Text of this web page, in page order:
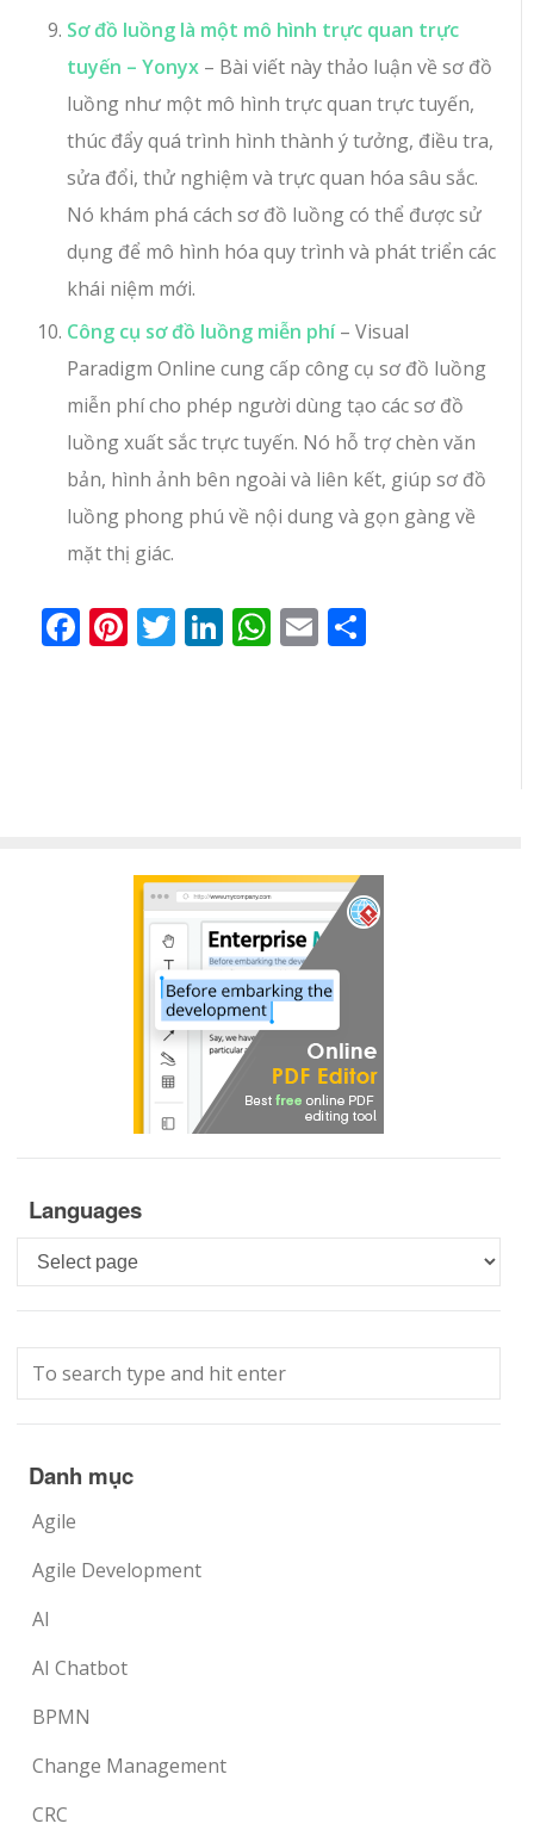
Sơ đồ luồng là một mô hình trực quan trực
tuyến – Yonyx – Bài viết này thảo luận về sơ đồ
luồng như một mô hình trực quan trực tuyến,
thúc đẩy quá trình hình thành ý tưởng, điều tra,
sửa đổi, thử nghiệm và trực quan hóa sâu sắc.
Nó khám phá cách sơ đồ luồng có thể được sử
dụng để mô hình hóa quy trình và phát triển các
khái niệm mới.
Công cụ sơ đồ luồng miễn phí– Visual
Paradigm Online cung cấp công cụ sơ đồ luồng
miễn phí cho phép người dùng tạo các sơ đồ
luồng xuất sắc trực tuyến. Nó hỗ trợ chèn văn
bản, hình ảnh bên ngoài và liên kết, giúp sơ đồ
luồng phong phú về nội dung và gọn gàng về
mặt thị giác.
Facebook
Pinterest
Twitter
LinkedIn
WhatsApp
Email
Languages
Languages
Danh mục
Agile
Agile Development
AI
AI Chatbot
BPMN
Change Management
CRC